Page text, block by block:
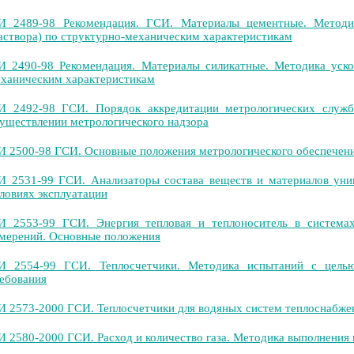
2489-98 Рекомендация. ГСИ. Материалы цементные.
по структурно-механическим характеристикам
2490-98 Рекомендация. Материалы силикатные. Методика
характеристикам
2492-98 ГСИ. Порядок аккредитации метрологических
метрологического надзора
2500-98 ГСИ. Основные положения метрологического
2531-99 ГСИ. Анализаторы состава веществ и материалов
эксплуатации
2553-99 ГСИ. Энергия тепловая и теплоноситель в
Основные положения
2554-99 ГСИ. Теплосчетчики. Методика испытаний с
2573-2000 ГСИ. Теплосчетчики для водяных систем
2580-2000 ГСИ. Расход и количество газа. Методика